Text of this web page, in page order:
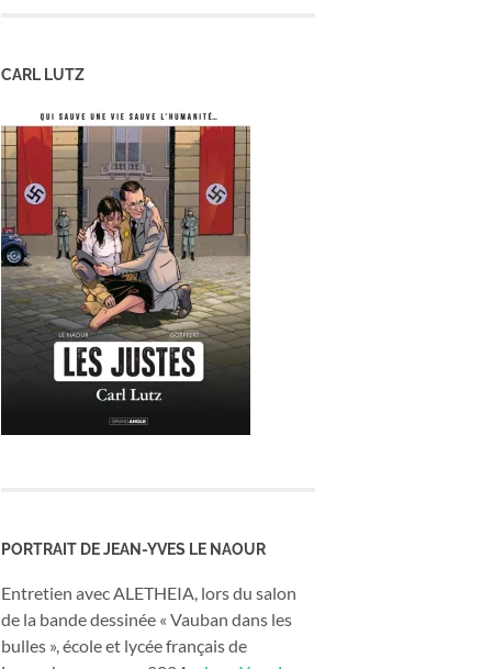
CARL LUTZ
PORTRAIT DE JEAN-YVES LE NAOUR
Entretien avec ALETHEIA, lors du salon
de la bande dessinée « Vauban dans les
bulles », école et lycée français de